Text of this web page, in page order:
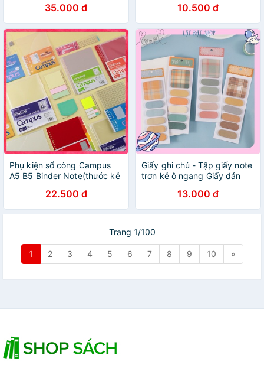
35.000 đ 10.500 đ
Phụ kiện sổ còng Campus
A5 B5 Binder Note(thước kẻ
tròn,sticker,túi nhưạ PET)
22.500 đ
Giấy ghi chú - Tập giấy note
trơn kẻ ô ngang Giấy dán
13.000 đ
Trang 1/100
1 2 3 4 5 6 7 8 9 10 »